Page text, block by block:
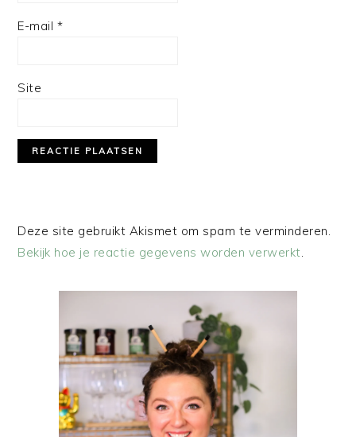
E-mail *
Site
Deze site gebruikt Akismet om spam te verminderen.
Bekijk hoe je reactie gegevens worden verwerkt